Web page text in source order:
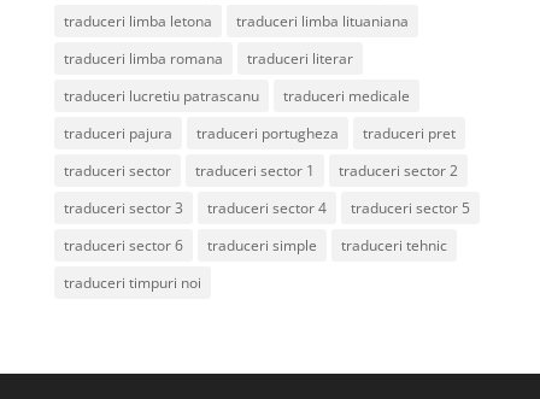
traduceri limba letona
traduceri limba lituaniana
traduceri limba romana
traduceri literar
traduceri lucretiu patrascanu
traduceri medicale
traduceri pajura
traduceri portugheza
traduceri pret
traduceri sector
traduceri sector 1
traduceri sector 2
traduceri sector 3
traduceri sector 4
traduceri sector 5
traduceri sector 6
traduceri simple
traduceri tehnic
traduceri timpuri noi